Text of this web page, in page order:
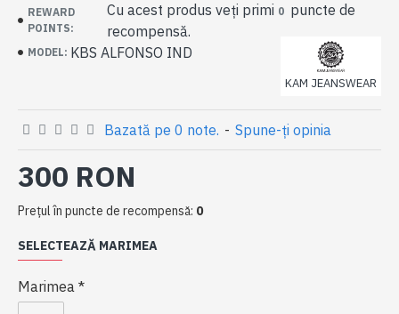
REWARD
POINTS:
Cu acest produs veți primi 0 puncte de
recompensă.
MODEL: KBS ALFONSO IND
KAM JEANSWEAR
Bazată pe 0 note. - Spune-ţi opinia
300 RON
Preţul în puncte de recompensă: 0
SELECTEAZĂ MARIMEA
Marimea